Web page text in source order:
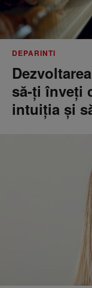
DEPARINTI
să-ți înveți
intuiția și